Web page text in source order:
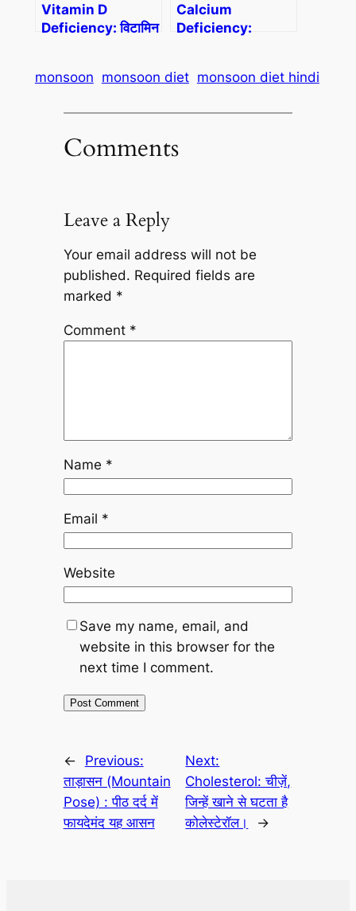
Vitamin D
Deficiency: विटामिन
Calcium
Deficiency:
monsoon monsoon diet monsoon diet hindi
Comments
Leave a Reply
Your email address will not be
published. Required fields are
marked *
Comment *
Name *
Email *
Website
Save my name, email, and
website in this browser for the
next time I comment.
←
Previous:
ताड़ासन (Mountain
Pose) : पीठ दर्द में
फायदेमंद यह आसन
Next:
Cholesterol: चीज़ें,
जिन्हें खाने से घटता है
कोलेस्टेरॉल।
→